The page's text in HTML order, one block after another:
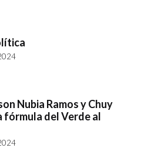
Nubia Ramos y Chuy
fórmula del Verde al